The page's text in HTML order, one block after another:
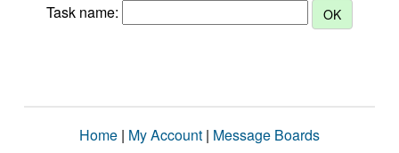
Task name:
Home | My Account | Message Boards